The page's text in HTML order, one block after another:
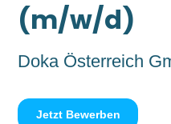
(m/w/d)
Doka Österreich
Jetzt Bewerben